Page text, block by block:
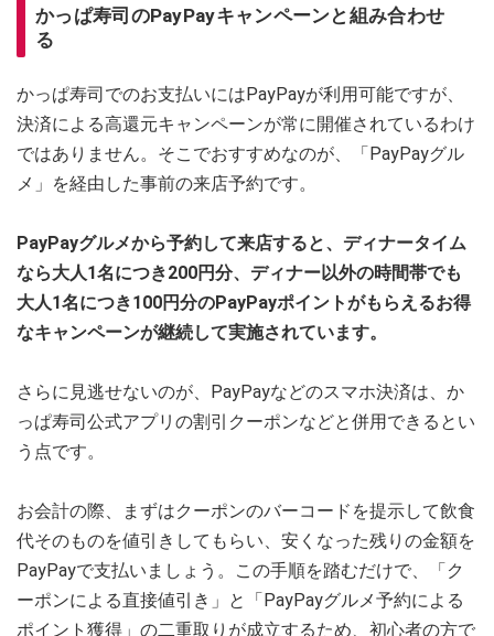
かっぱ寿司のPayPayキャンペーンと組み合わせ
る
かっぱ寿司でのお支払いにはPayPayが利用可能ですが、
決済による高還元キャンペーンが常に開催されているわけ
ではありません。そこでおすすめなのが、「PayPayグル
メ」を経由した事前の来店予約です。
PayPayグルメから予約して来店すると、ディナータイム
なら大人1名につき200円分、ディナー以外の時間帯でも
大人1名につき100円分のPayPayポイントがもらえるお得
なキャンペーンが継続して実施されています。
さらに見逃せないのが、PayPayなどのスマホ決済は、か
っぱ寿司公式アプリの割引クーポンなどと併用できるとい
う点です。
お会計の際、まずはクーポンのバーコードを提示して飲食
代そのものを値引きしてもらい、安くなった残りの金額を
PayPayで支払いましょう。この手順を踏むだけで、「ク
ーポンによる直接値引き」と「PayPayグルメ予約による
ポイント獲得」の二重取りが成立するため、初心者の方で